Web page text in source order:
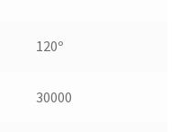
120º
30000